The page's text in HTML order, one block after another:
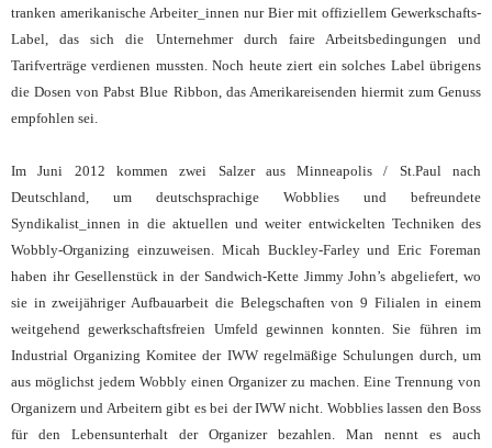
tranken amerikanische Arbeiter_innen nur Bier mit offiziellem Gewerkschafts-
Label, das sich die Unternehmer durch faire Arbeitsbedingungen und
Tarifverträge verdienen mussten. Noch heute ziert ein solches Label übrigens
die Dosen von Pabst Blue Ribbon, das Amerikareisenden hiermit zum Genuss
empfohlen sei.
Im Juni 2012 kommen zwei Salzer aus Minneapolis / St.Paul nach
Deutschland, um deutschsprachige Wobblies und befreundete
Syndikalist_innen in die aktuellen und weiter entwickelten Techniken des
Wobbly-Organizing einzuweisen. Micah Buckley-Farley und Eric Foreman
haben ihr Gesellenstück in der Sandwich-Kette Jimmy John’s abgeliefert, wo
sie in zweijähriger Aufbauarbeit die Belegschaften von 9 Filialen in einem
weitgehend gewerkschaftsfreien Umfeld gewinnen konnten. Sie führen im
Industrial Organizing Komitee der IWW regelmäßige Schulungen durch, um
aus möglichst jedem Wobbly einen Organizer zu machen. Eine Trennung von
Organizern und Arbeitern gibt es bei der IWW nicht. Wobblies lassen den Boss
für den Lebensunterhalt der Organizer bezahlen. Man nennt es auch